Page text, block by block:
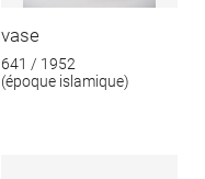
vase
641 / 1952
(époque islamique)